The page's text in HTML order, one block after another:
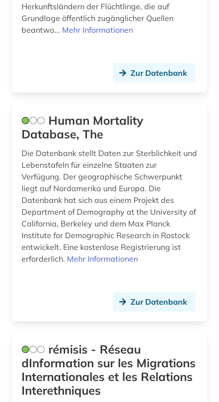
slangwörterbuch (1)
sozialanthropologie (1)
sprachatlas (1)
sprachvariante (1)
staat (3)
sterblichkeit (1)
streaming (1)
terrorismus (1)
terroristische vereinigung (1)
theater (2)
Herkunftsländern der Flüchtlinge, die auf
Grundlage öffentlich zugänglicher Quellen
beantwo... Mehr Informationen
Zur Datenbank
Human Mortality
Database, The
Die Datenbank stellt Daten zur Sterblichkeit und
Lebenstafeln für einzelne Staaten zur
Verfügung. Der geographische Schwerpunkt
liegt auf Nordamerika und Europa. Die
Datenbank hat sich aus einem Projekt des
Department of Demography at the University of
California, Berkeley und dem Max Planck
Institute for Demographic Research in Rostock
entwickelt. Eine kostenlose Registrierung ist
erforderlich. Mehr Informationen
Zur Datenbank
rémisis - Réseau
dInformation sur les Migrations
Internationales et les Relations
Interethniques